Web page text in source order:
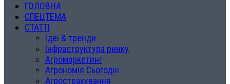
ГОЛОВНА
СПЕЦТЕМА
СТАТТІ
Ідеї & тренди
Інфраструктура ринку
Агромаркетинг
Агрономія Сьогодні
Агрострахування